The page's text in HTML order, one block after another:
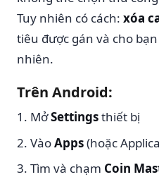
Tuy nhiên có cách: xóa
tiêu được gán và cho
nhiên.
Trên Android:
MởSettingsthiết bị
VàoApps(hoặc
Tìm và chạm Coin